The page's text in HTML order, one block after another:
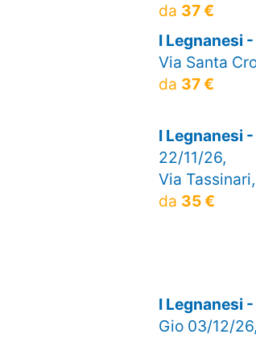
da 37 €
I Legnanesi
Via Santa
da 37 €
I Legnanesi
22/11/26,
Via Tassinari,
da 35 €
I Legnanesi
Gio 03/12/26,